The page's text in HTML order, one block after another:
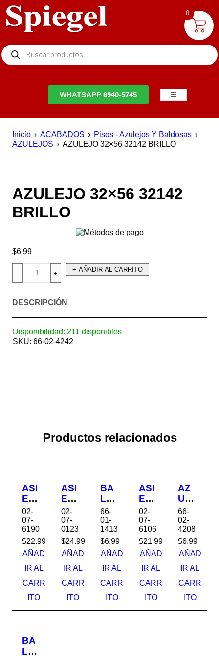
WHATSAPP 6940-5745
Inicio › ACABADOS › Pisos - Azulejos Y Baldosas ›
AZULEJOS › AZULEJO 32×56 32142 BRILLO
AZULEJO 32×56 32142
BRILLO
$6.99
AÑADIR AL CARRITO
DESCRIPCIÓN
Disponibilidad: 211 disponibles
SKU: 66-02-4242
Productos relacionados
ASI
EN
TO
DE
SE
RVI
CIO
SIL
VE
R
41E
894
02-
07-
6190
$22.99
AÑAD
IR AL
CARR
ITO
ASI
EN
TO
LA
RG
O
BL
AN
CO
155
0TT
02-
07-
0123
$24.99
AÑAD
IR AL
CARR
ITO
BA
LD
OS
A
44x
44
LF4
451
3
CE
NIA
66-
01-
1413
$6.99
AÑAD
IR AL
CARR
ITO
ASI
EN
TO
SE
RVI
CIO
AL
AR
GA
DO
144
02-
07-
6106
$21.99
AÑAD
IR AL
CARR
ITO
AZ
UL
EJ
O
32x
56
320
08
BRI
LL
O
66-
02-
4208
$6.99
AÑAD
IR AL
CARR
ITO
BA
LD
0